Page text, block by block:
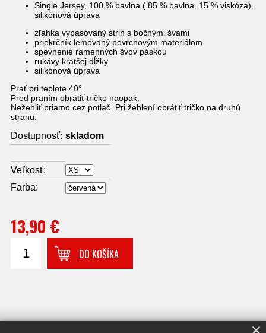
Single Jersey, 100 % bavlna ( 85 % bavlna, 15 % viskóza),
silikónová úprava
zľahka vypasovaný strih s bočnými švami
priekrčník lemovaný povrchovým materiálom
spevnenie ramenných švov páskou
rukávy kratšej dĺžky
silikónová úprava
Prať pri teplote 40°.
Pred praním obrátiť tričko naopak.
Nežehliť priamo cez potlač. Pri žehlení obrátiť tričko na druhú
stranu.
Dostupnosť: skladom
Veľkosť:
Farba:
13,90 €
DO KOŠÍKA